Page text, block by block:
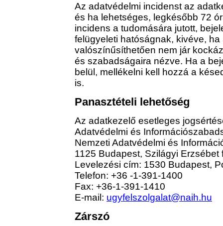
Az adatvédelmi incidenst az
és ha lehetséges, legkésőbb 72
incidens a tudomására jutott,
felügyeleti hatóságnak, kivéve,
valószínűsíthetően nem jár
és szabadságaira nézve. Ha a
belül, mellékelni kell hozzá a
is.
Panasztételi lehetőség
Az adatkezelő esetleges
Adatvédelmi és
Nemzeti Adatvédelmi és
1125 Budapest, Szilágyi Erzsébet
Levelezési cím: 1530 Budapest,
Telefon: +36 -1-391-1400
Fax: +36-1-391-1410
E-mail: ugyfelszolgalat@naih.hu
Zárszó